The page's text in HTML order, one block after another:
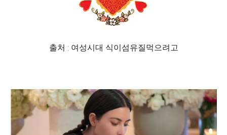
출처 : 여성시대 식이섬유질먹으려고